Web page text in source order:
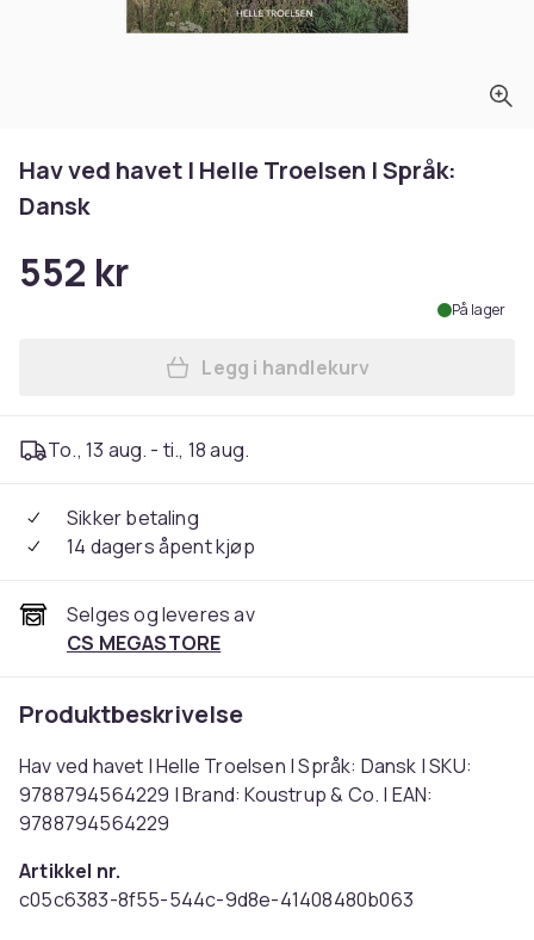
Hav ved havet | Helle Troelsen | Språk:
Dansk
552 kr
På lager
Legg Hav ved havet | Helle
Legg i handlekurv
To., 13 aug. - ti., 18 aug.
Sikker betaling
14 dagers åpent kjøp
Selges og leveres av
CS MEGASTORE
Produktbeskrivelse
Hav ved havet | Helle Troelsen | Språk: Dansk | SKU:
9788794564229 | Brand: Koustrup & Co. | EAN:
9788794564229
Artikkel nr.
c05c6383-8f55-544c-9d8e-41408480b063